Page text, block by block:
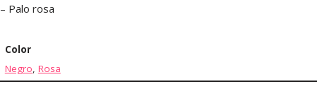
– Palo rosa
Color
Negro, Rosa